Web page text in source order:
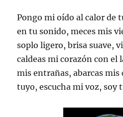
Pongo mi oído al calor de
en tu sonido, meces mis
soplo ligero, brisa suave,
caldeas mi corazón con el
mis entrañas, abarcas
tuyo, escucha mi voz, soy